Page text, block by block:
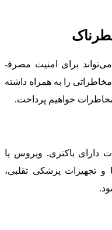
ورود کالاهای خطرناک به یک کشور، می‌تواند برای امنیت مصرف­
را به همراه داشته
خواهیم پرداخت.
دارای باکتری. ویروس یا
و تجهیزات پزشکی تقلبی،